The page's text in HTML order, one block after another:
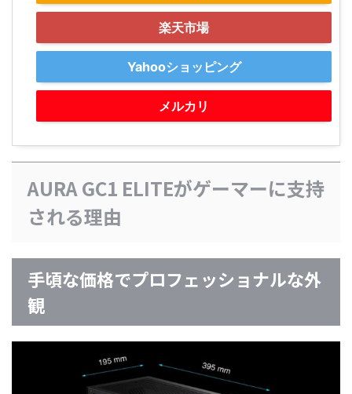
楽天市場
Yahooショッピング
メルカリ
AURA GC1 ELITEがゲーマーに支持
される理由
手頃な価格でプロフェッショナルな外
観